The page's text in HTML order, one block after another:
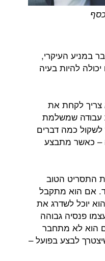
במניע העיקרי,
להיות בעיה
צריך לקחת את
עבודה שמשלמת
כמה דברים
– כאשר מתבצע
התסריט הטוב
אם הוא מתקבל
יוכל לשדרג את
פנסיה גבוהה
הוא לא מתחבר
לבצע בפועל –